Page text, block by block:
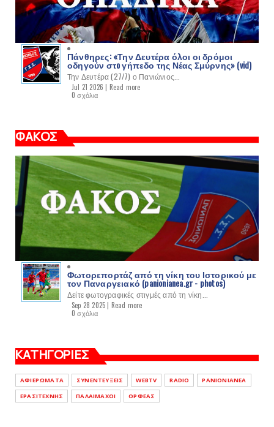
Πάνθηρες: «Την Δευτέρα όλοι οι δρόμοι
οδηγούν στo γήπεδο της Νέας Σμύρνης» (vid)
Την Δευτέρα (27/7) ο Πανιώνιος...
Jul 21 2026 | Read more
0 σχόλια
ΦΑΚΟΣ
Φωτορεπορτάζ από τη νίκη του Ιστορικού με
τον Παναργειακό (panionianea.gr - photos)
Δείτε φωτογραφικές στιγμές από τη νίκη...
Sep 28 2025 | Read more
0 σχόλια
ΚΑΤΗΓΟΡΙΕΣ
ΑΦΙΕΡΩΜΑΤΑ ΣΥΝΕΝΤΕΥΞΕΙΣ WEBTV RADIO
PANIONIANEA
ΕΡΑΣΙΤΕΧΝΗΣ
ΠΑΛΑΙΜΑΧΟΙ ΟΡΦΕΑΣ